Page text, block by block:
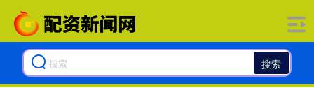
搜索